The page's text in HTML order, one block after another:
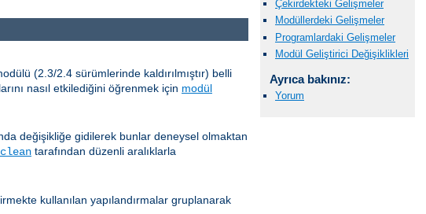
Çekirdekteki Gelişmeler
Modüllerdeki Gelişmeler
Programlardaki Gelişmeler
Modül Geliştirici Değişiklikleri
Ayrıca bakınız:
Yorum
(2.3/2.4 sürümlerinde kaldırılmıştır) belli
nasıl etkilediğini öğrenmek için modül
değişikliğe gidilerek bunlar deneysel olmaktan
tarafından düzenli aralıklarla
kullanılan yapılandırmalar gruplanarak